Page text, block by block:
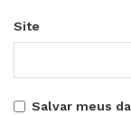
Site
Salvar meus